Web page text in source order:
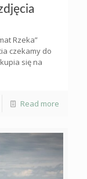
Rzeka”
czekamy do
się na
Read more